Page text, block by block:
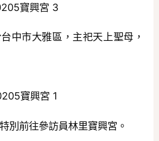
中市大雅區，主祀天上聖母，
別前往參訪員林里寶興宮。